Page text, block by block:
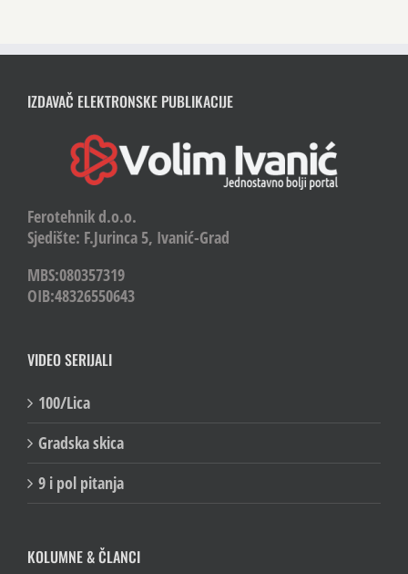
IZDAVAČ ELEKTRONSKE PUBLIKACIJE
Ferotehnik d.o.o.
Sjedište: F.Jurinca 5, Ivanić-Grad
MBS:080357319
OIB:48326550643
VIDEO SERIJALI
100/Lica
Gradska skica
9 i pol pitanja
KOLUMNE & ČLANCI